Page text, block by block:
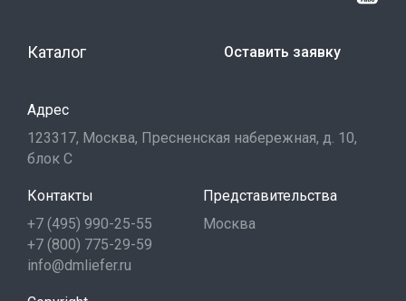
Каталог Оставить заявку
Адрес
123317, Москва, Пресненская набережная, д. 10,
блок С
Контакты
+7 (495) 990-25-55
+7 (800) 775-29-59
info@dmliefer.ru
Представительства
Москва